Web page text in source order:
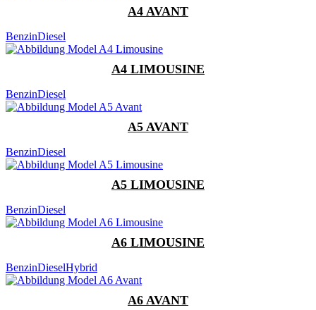
A4 AVANT
BenzinDiesel
A4 LIMOUSINE
BenzinDiesel
A5 AVANT
BenzinDiesel
A5 LIMOUSINE
BenzinDiesel
A6 LIMOUSINE
BenzinDieselHybrid
A6 AVANT